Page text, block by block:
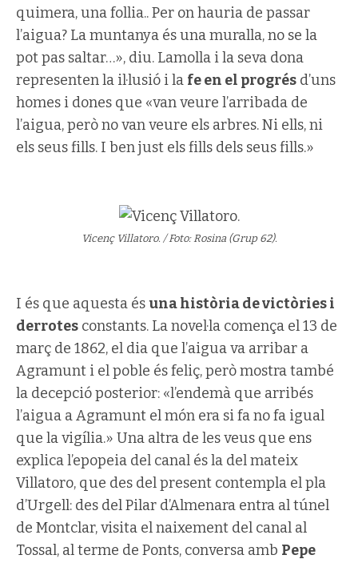
quimera, una follia.. Per on hauria de passar
l’aigua? La muntanya és una muralla, no se la
pot pas saltar…», diu. Lamolla i la seva dona
representen la il·lusió i la fe en el progrés d’uns
homes i dones que «van veure l’arribada de
l’aigua, però no van veure els arbres. Ni ells, ni
els seus fills. I ben just els fills dels seus fills.»
Vicenç Villatoro. / Foto: Rosina (Grup 62).
I és que aquesta ésuna història de victòries i
derrotes constants. La novel·la comença el 13 de
març de 1862, el dia que l’aigua va arribar a
Agramunt i el poble és feliç, però mostra també
la decepció posterior: «l’endemà que arribés
l’aigua a Agramunt el món era si fa no fa igual
que la vigília.» Una altra de les veus que ens
explica l’epopeia del canal és la del mateix
Villatoro, que des del present contempla el pla
d’Urgell: des del Pilar d’Almenara entra al túnel
de Montclar, visita el naixement del canal al
Tossal, al terme de Ponts, conversa amb Pepe